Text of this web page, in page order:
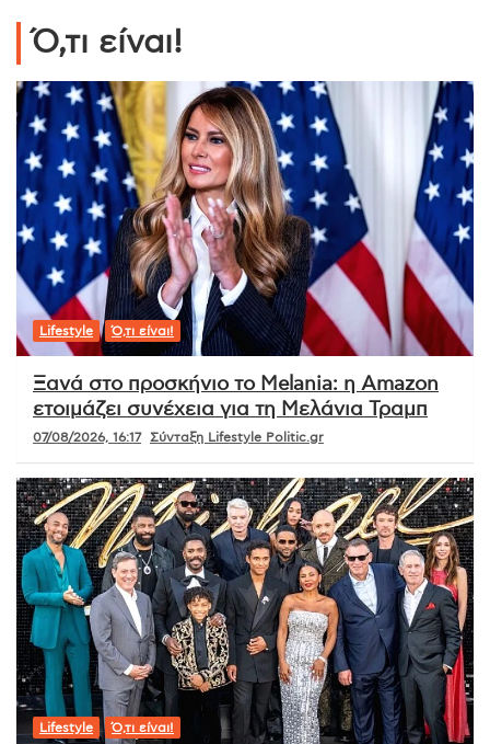
Ό,τι είναι!
Lifestyle Ό,τι είναι!
Ξανά στο προσκήνιο το Melania: η Amazon
ετοιμάζει συνέχεια για τη Μελάνια Τραμπ
07/08/2026, 16:17 Σύνταξη Lifestyle Politic.gr
Lifestyle Ό,τι είναι!